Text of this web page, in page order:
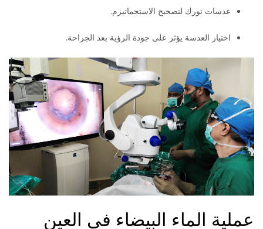
عدسات تورك لتصحيح الاستجماتيزم.
اختيار العدسة يؤثر على جودة الرؤية بعد الجراحة.
عملية الماء البيضاء في العين